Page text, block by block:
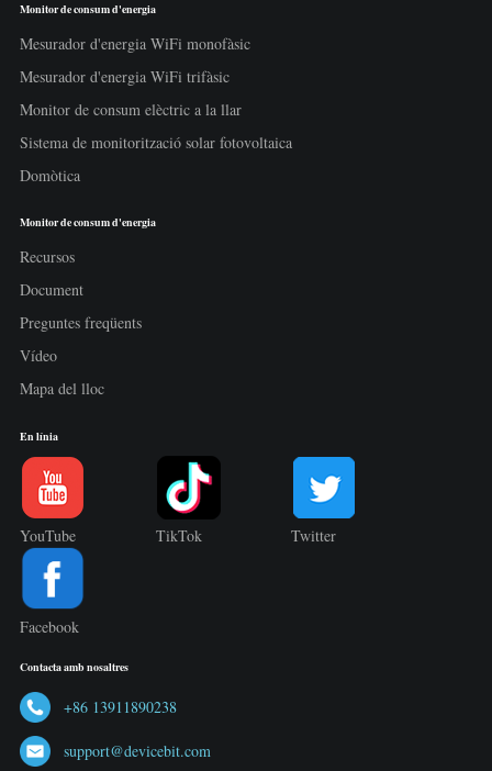
Monitor de consum d'energia
Mesurador d'energia WiFi monofàsic
Mesurador d'energia WiFi trifàsic
Monitor de consum elèctric a la llar
Sistema de monitorització solar fotovoltaica
Domòtica
Monitor de consum d'energia
Recursos
Document
Preguntes freqüents
Vídeo
Mapa del lloc
En línia
YouTube TikTok Twitter
Facebook
Contacta amb nosaltres
+86 13911890238
support@devicebit.com